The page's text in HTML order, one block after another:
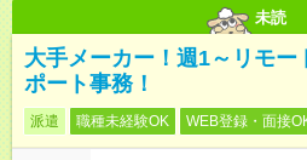
未読
大手メーカー！週1～リモー
ポート事務！
派遣 職種未経験OK WEB登録・面接